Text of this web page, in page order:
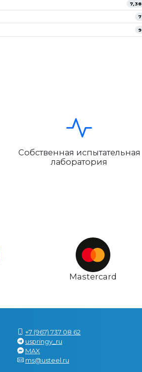
7,38
7
9
Собственная испытательная
лаборатория
Mastercard
+7 (967) 737 08 62
uspringy_ru
MAX
ms@usteel.ru